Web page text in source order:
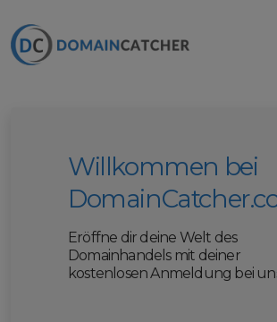
Willkommen bei
Eröffne dir deine Welt des
Domainhandels mit deiner
kostenlosen Anmeldung bei